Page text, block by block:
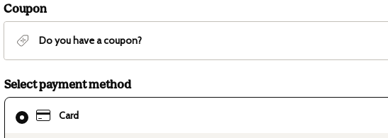
Coupon
Do you have a coupon?
Select payment method
Card
Card
selected